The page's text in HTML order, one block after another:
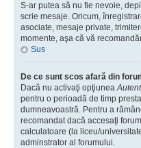
S-ar putea să nu fie nevoie,
scrie mesaje. Oricum,
asociate, mesaje private,
momente, aşa că vă
Sus
De ce sunt scos afară din
Dacă nu activaţi opţiunea
pentru o perioadă de timp
dumneavoastră. Pentru a
recomandat dacă accesaţi
calculatoare (la liceu/
adminstrator al forumului.